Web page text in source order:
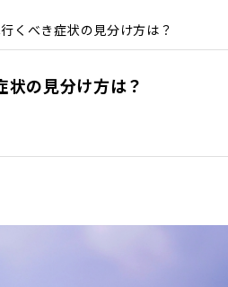
くべき症状の見分け方は？
の見分け方は？